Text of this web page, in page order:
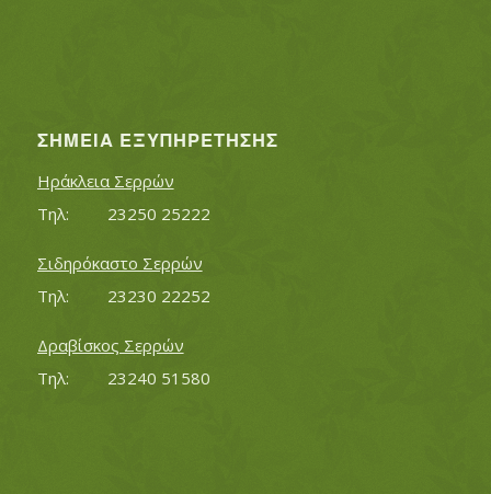
ΣΗΜΕΊΑ ΕΞΥΠΗΡΈΤΗΣΗΣ
Ηράκλεια Σερρών
Τηλ:		23250 25222
Σιδηρόκαστο Σερρών
Τηλ:		23230 22252
Δραβίσκος Σερρών
Τηλ:		23240 51580